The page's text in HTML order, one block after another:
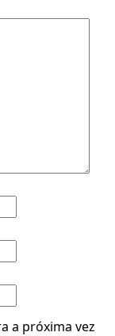
a próxima vez